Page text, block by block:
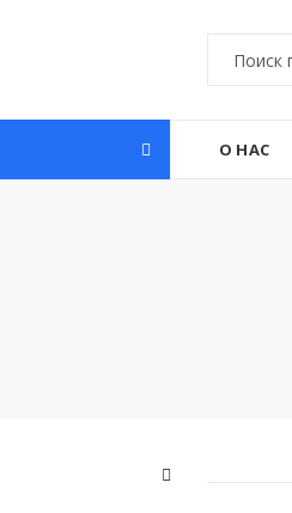
О НАС